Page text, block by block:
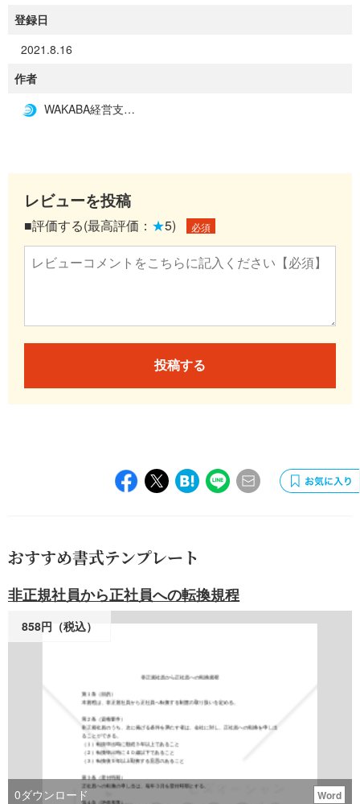
登録日
2021.8.16
作者
WAKABA経営支援事務所
レビューを投稿
■評価する(最高評価： ★5) 必須
投稿する
おすすめ書式テンプレート
非正規社員から正社員への転換規程
858円（税込）
0ダウンロード Word